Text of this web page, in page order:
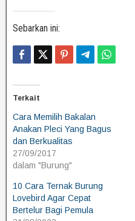
Sebarkan ini:
Terkait
Cara Memilih Bakalan
Anakan Pleci Yang Bagus
dan Berkualitas
27/09/2017
dalam "Burung"
10 Cara Ternak Burung
Lovebird Agar Cepat
Bertelur Bagi Pemula